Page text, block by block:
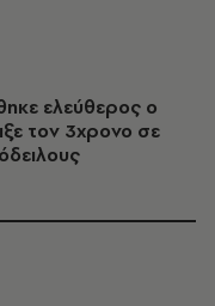
ελεύθερος ο
τον 3χρονο σε